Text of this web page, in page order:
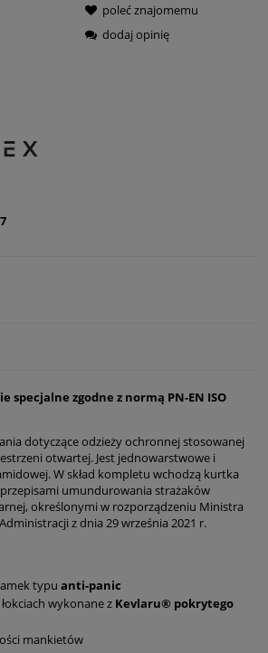
poleć znajomemu
dodaj opinię
specjalne zgodne z normą PN-EN ISO
dotyczące odzieży ochronnej stosowanej
otwartej. Jest jednowarstwowe i
W skład kompletu wchodzą kurtka
umundurowania strażaków
określonymi w rozporządzeniu Ministra
z dnia 29 września 2021 r.
typu anti-panic
wykonane z Kevlaru® pokrytego
mankietów